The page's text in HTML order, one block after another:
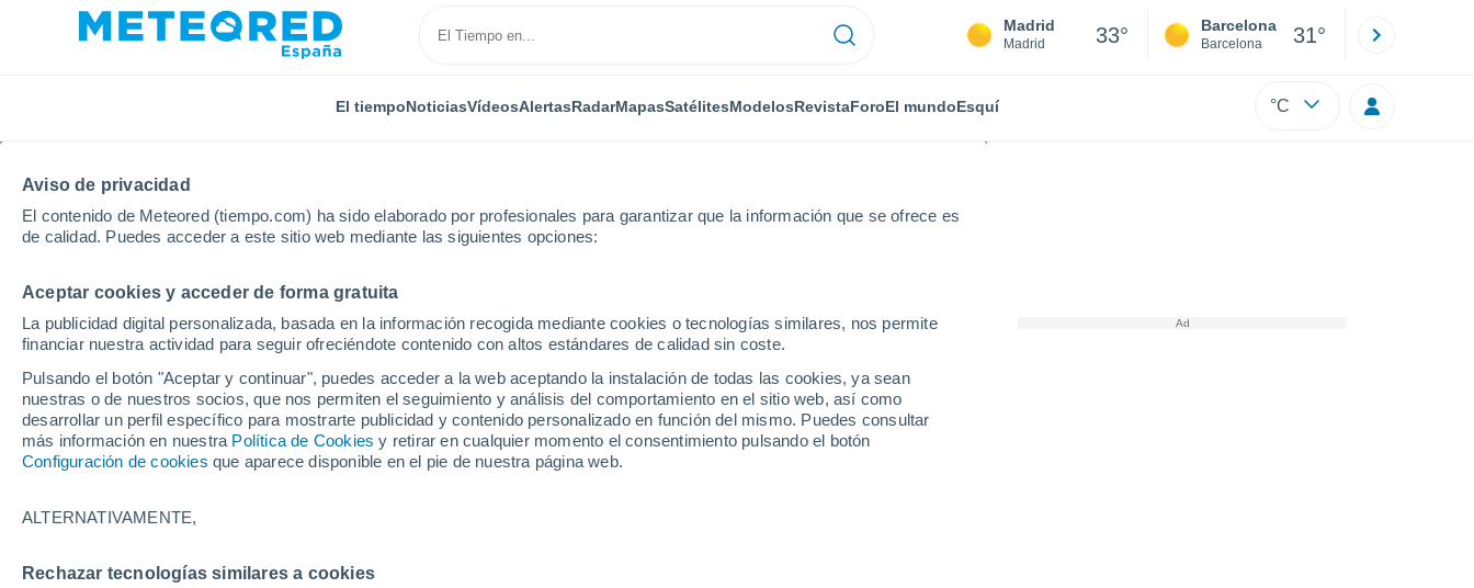
Aviso de privacidad
El contenido de Meteored (tiempo.com) ha sido elaborado por profesionales para garantizar que la información que se ofrece es
de calidad. Puedes acceder a este sitio web mediante las siguientes opciones:
Aceptar cookies y acceder de forma gratuita
La publicidad digital personalizada, basada en la información recogida mediante cookies o tecnologías similares, nos permite
financiar nuestra actividad para seguir ofreciéndote contenido con altos estándares de calidad sin coste.
Pulsando el botón "Aceptar y continuar", puedes acceder a la web aceptando la instalación de todas las cookies, ya sean
nuestras o de nuestros socios, que nos permiten el seguimiento y análisis del comportamiento en el sitio web, así como
desarrollar un perfil específico para mostrarte publicidad y contenido personalizado en función del mismo. Puedes consultar
más información en nuestra Política de Cookies y retirar en cualquier momento el consentimiento pulsando el botón
Configuración de cookies que aparece disponible en el pie de nuestra página web.
ALTERNATIVAMENTE,
Rechazar tecnologías similares a cookies
Madrid
Madrid 33° Barcelona
Barcelona 31°
El tiempoNoticiasVídeosAlertasRadarMapasSatélitesModelosRevistaForoEl mundoEsquí °C
Inicio Vídeos El huracán Melissa toca tierra en el sur de Jamaica